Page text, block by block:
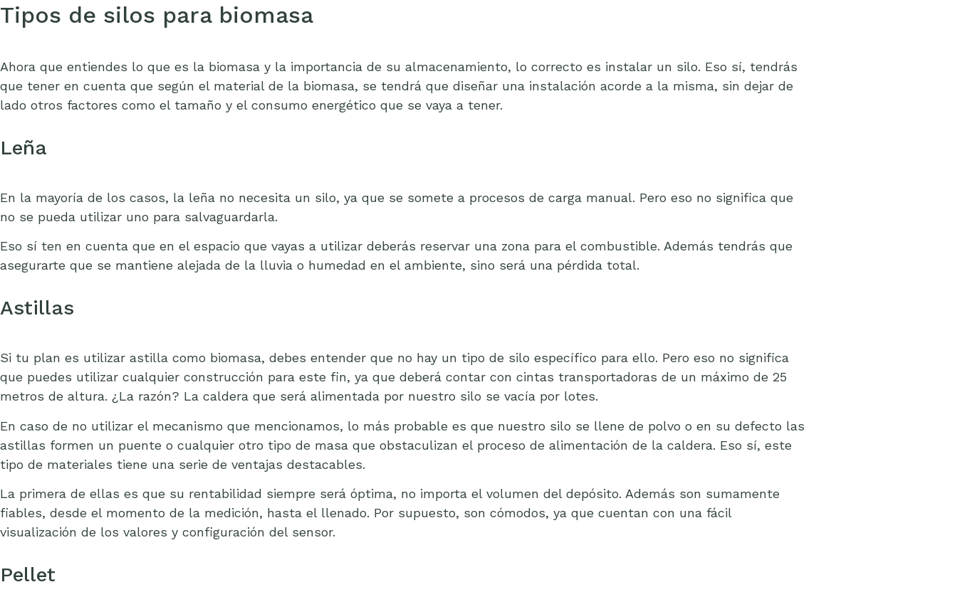
Tipos de silos para biomasa
Ahora que entiendes lo que es la biomasa y la importancia de su almacenamiento, lo correcto es instalar un silo. Eso sí, tendrás
que tener en cuenta que según el material de la biomasa, se tendrá que diseñar una instalación acorde a la misma, sin dejar de
lado otros factores como el tamaño y el consumo energético que se vaya a tener.
Leña
En la mayoría de los casos, la leña no necesita un silo, ya que se somete a procesos de carga manual. Pero eso no significa que
no se pueda utilizar uno para salvaguardarla.
Eso sí ten en cuenta que en el espacio que vayas a utilizar deberás reservar una zona para el combustible. Además tendrás que
asegurarte que se mantiene alejada de la lluvia o humedad en el ambiente, sino será una pérdida total.
Astillas
Si tu plan es utilizar astilla como biomasa, debes entender que no hay un tipo de silo específico para ello. Pero eso no significa
que puedes utilizar cualquier construcción para este fin, ya que deberá contar con cintas transportadoras de un máximo de 25
metros de altura. ¿La razón? La caldera que será alimentada por nuestro silo se vacía por lotes.
En caso de no utilizar el mecanismo que mencionamos, lo más probable es que nuestro silo se llene de polvo o en su defecto las
astillas formen un puente o cualquier otro tipo de masa que obstaculizan el proceso de alimentación de la caldera. Eso sí, este
tipo de materiales tiene una serie de ventajas destacables.
La primera de ellas es que su rentabilidad siempre será óptima, no importa el volumen del depósito. Además son sumamente
fiables, desde el momento de la medición, hasta el llenado. Por supuesto, son cómodos, ya que cuentan con una fácil
visualización de los valores y configuración del sensor.
Pellet